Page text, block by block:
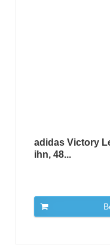
adidas Victory
ihn, 48...